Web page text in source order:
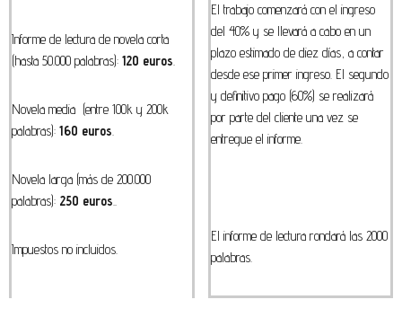
Informe de lectura de novela corta
(hasta 50.000 palabras): 120 euros
Novela media (entre 100k y 200k
palabras): 160 euros
Novela larga (más de 200.000
palabras): 250 euros
Impuestos no incluidos.
El trabajo comenzará con el ingreso
del 40% y se llevará a cabo en un
plazo estimado de diez días, a contar
desde ese primer ingreso. El segundo
y definitivo pago (60%) se realizará
por parte del cliente una vez se
entregue el informe.
El informe de lectura rondará las 2000
palabras.